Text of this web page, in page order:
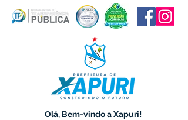
Olá, Bem-vindo a Xapuri!